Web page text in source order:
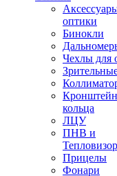
оптики
Бинокли
Чехлы для
кольца
ЛЦУ
ПНВ и
Прицелы
Фонари